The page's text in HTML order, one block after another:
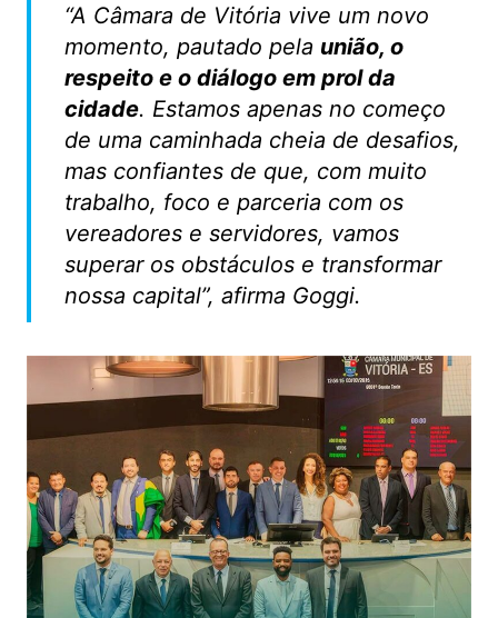
“A Câmara de Vitória vive um novo
momento, pautado pela união, o
respeito e o diálogo em prol da
cidade. Estamos apenas no começo
de uma caminhada cheia de desafios,
mas confiantes de que, com muito
trabalho, foco e parceria com os
vereadores e servidores, vamos
superar os obstáculos e transformar
nossa capital”, afirma Goggi.